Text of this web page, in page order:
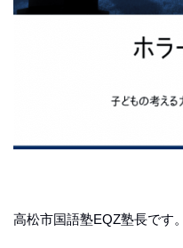
高松市国語塾EQZ塾長です。